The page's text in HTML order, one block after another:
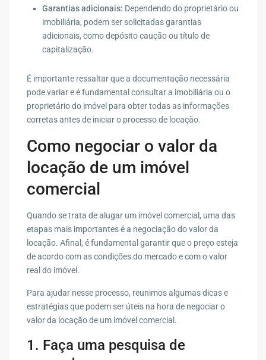
Garantias adicionais: Dependendo do proprietário ou
imobiliária, podem ser solicitadas garantias
adicionais, como depósito caução ou título de
capitalização.
É importante ressaltar que a documentação necessária
pode variar e é fundamental consultar a imobiliária ou o
proprietário do imóvel para obter todas as informações
corretas antes de iniciar o processo de locação.
Como negociar o valor da
locação de um imóvel
comercial
Quando se trata de alugar um imóvel comercial, uma das
etapas mais importantes é a negociação do valor da
locação. Afinal, é fundamental garantir que o preço esteja
de acordo com as condições do mercado e com o valor
real do imóvel.
Para ajudar nesse processo, reunimos algumas dicas e
estratégias que podem ser úteis na hora de negociar o
valor da locação de um imóvel comercial.
1. Faça uma pesquisa de